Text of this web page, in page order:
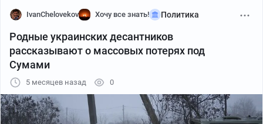
IvanChelovekov Хочу все знать! Политика
Родные украинских десантников
рассказывают о массовых потерях под
Сумами
5 месяцев назад 0